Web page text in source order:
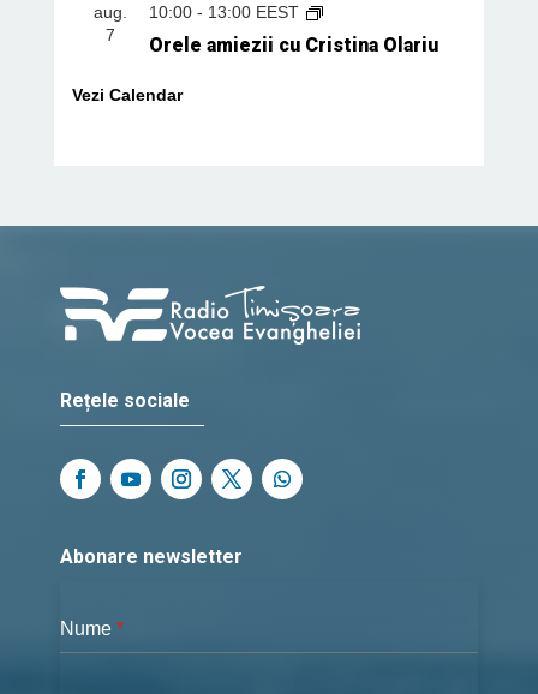
aug.
7
10:00- 13:00 EEST
Orele amiezii cu Cristina Olariu
Vezi Calendar
Rețele sociale
Abonare newsletter
Nume *